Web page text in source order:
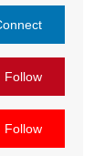
Follow
Follow